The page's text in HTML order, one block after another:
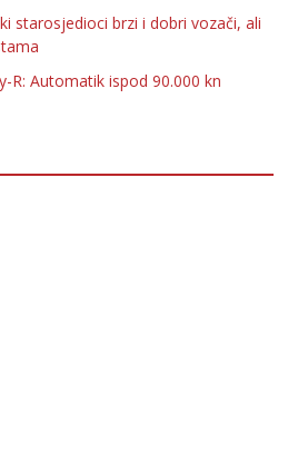
starosjedioci brzi i dobri vozači, ali
R: Automatik ispod 90.000 kn